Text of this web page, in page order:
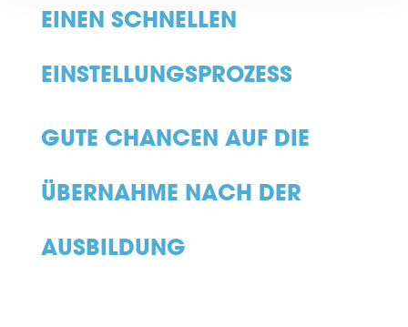
EINEN SCHNELLEN
EINSTELLUNGSPROZESS
GUTE CHANCEN AUF DIE
ÜBERNAHME NACH DER
AUSBILDUNG